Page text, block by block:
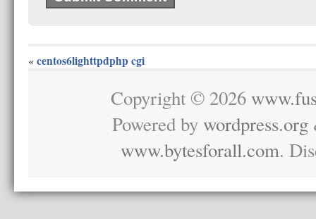
« centos6lighttpdphp cgi
Copyright © 2026
Powered bywordpress.org
www.bytesforall.com.